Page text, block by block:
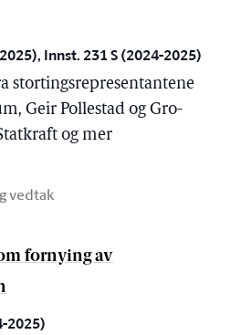
Innst. 231 S (2024-2025)
stortingsrepresentantene
Geir Pollestad og Gro-
og mer
vedtak
fornying av
2025)